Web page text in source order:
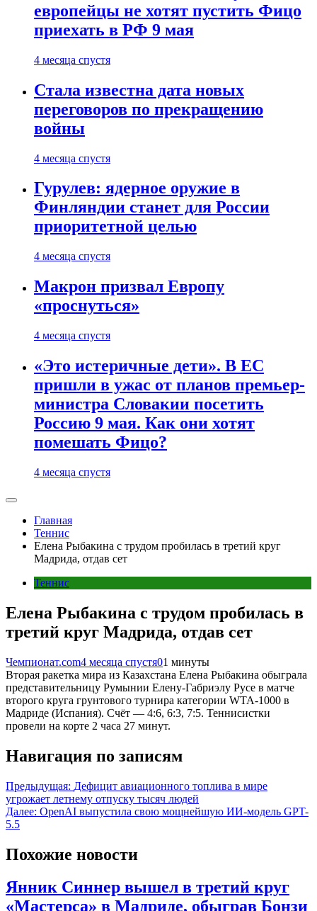
европейцы не хотят пустить Фицо
приехать в РФ 9 мая
4 месяца спустя
Стала известна дата новых
переговоров по прекращению
войны
4 месяца спустя
Гурулев: ядерное оружие в
Финляндии станет для России
приоритетной целью
4 месяца спустя
Макрон призвал Европу
«проснуться»
4 месяца спустя
«Это истеричные дети». В ЕС
пришли в ужас от планов премьер-
министра Словакии посетить
Россию 9 мая. Как они хотят
помешать Фицо?
4 месяца спустя
Главная
Теннис
Елена Рыбакина с трудом пробилась в третий круг
Мадрида, отдав сет
Теннис
Елена Рыбакина с трудом пробилась в
третий круг Мадрида, отдав сет
Чемпионат.com4 месяца спустя01 минуты
Вторая ракетка мира из Казахстана Елена Рыбакина обыграла
представительницу Румынии Елену-Габриэлу Русе в матче
второго круга грунтового турнира категории WTA-1000 в
Мадриде (Испания). Счёт — 4:6, 6:3, 7:5. Теннисистки
провели на корте 2 часа 27 минут.
Навигация по записям
Предыдущая: Дефицит авиационного топлива в мире
угрожает летнему отпуску тысяч людей
Далее: OpenAI выпустила свою мощнейшую ИИ-модель GPT-
5.5
Похожие новости
Янник Синнер вышел в третий круг
«Мастерса» в Мадриде, обыграв Бонзи